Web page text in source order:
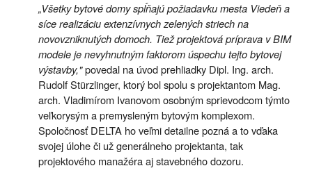
„Všetky bytové domy spĺňajú požiadavku mesta Viedeň a
síce realizáciu extenzívnych zelených striech na
novovzniknutých domoch. Tiež projektová príprava v BIM
modele je nevyhnutným faktorom úspechu tejto bytovej
výstavby,"povedal na úvod prehliadky Dipl. Ing. arch.
Rudolf Stürzlinger, ktorý bol spolu s projektantom Mag.
arch. Vladimírom Ivanovom osobným sprievodcom týmto
veľkorysým a premysleným bytovým komplexom.
Spoločnosť DELTA ho veľmi detailne pozná a to vďaka
svojej úlohe či už generálneho projektanta, tak
projektového manažéra aj stavebného dozoru.